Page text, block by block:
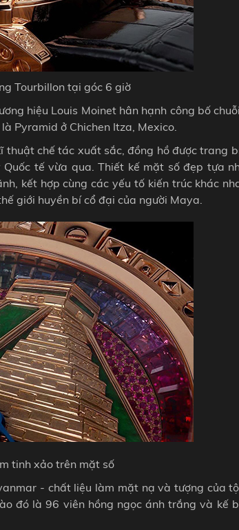
Tourbillon tại góc 6 giờ
hiệu Louis Moinet hân hạnh công bố
Pyramid ở Chichen Itza, Mexico.
chế tác xuất sắc, đồng hồ được trang
tế vừa qua. Thiết kế mặt số đẹp tựa
kết hợp cùng các yếu tố kiến trúc khác
giới huyền bí cổ đại của người Maya.
tinh xảo trên mặt số
- chất liệu làm mặt nạ và tượng của
đó là 96 viên hồng ngọc ánh trắng và kế